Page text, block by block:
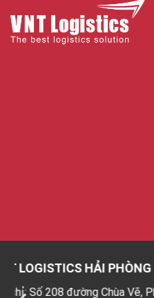
HẢI PHÒNG
đường Chùa Vẽ, Phường